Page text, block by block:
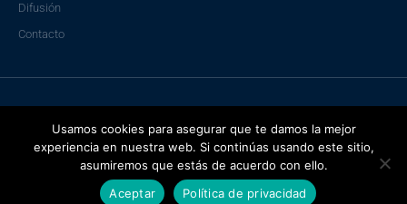
Difusión
Contacto
Diseño porFactor360
Usamos cookies para asegurar que te damos la mejor
experiencia en nuestra web. Si continúas usando este sitio,
asumiremos que estás de acuerdo con ello.
Aceptar
Política de privacidad